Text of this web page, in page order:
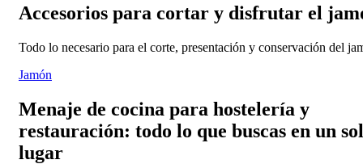
Accesorios para cortar y disfrutar el
Todo lo necesario para el corte, presentación y conservación del
Jamón
Menaje de cocina para hostelería y
restauración: todo lo que buscas en un
lugar